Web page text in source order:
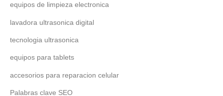
equipos de limpieza electronica
lavadora ultrasonica digital
tecnologia ultrasonica
equipos para tablets
accesorios para reparacion celular
Palabras clave SEO